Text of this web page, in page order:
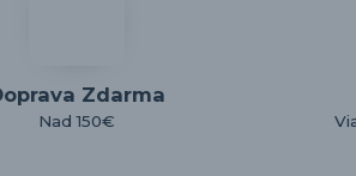
Zdarma
Nad 150€